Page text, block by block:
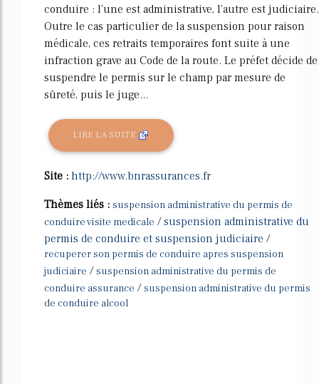
conduire : l'une est administrative, l'autre est judiciaire.
Outre le cas particulier de la suspension pour raison
médicale, ces retraits temporaires font suite à une
infraction grave au Code de la route. Le préfet décide de
suspendre le permis sur le champ par mesure de
sûreté, puis le juge...
LIRE LA SUITE
Site : http://www.bnrassurances.fr
Thèmes liés : suspension administrative du permis de
conduire visite medicale /suspension administrative du
permis de conduire et suspension judiciaire /
recuperer son permis de conduire apres suspension
judiciaire /suspension administrative du permis de
conduire assurance /suspension administrative du permis
de conduire alcool